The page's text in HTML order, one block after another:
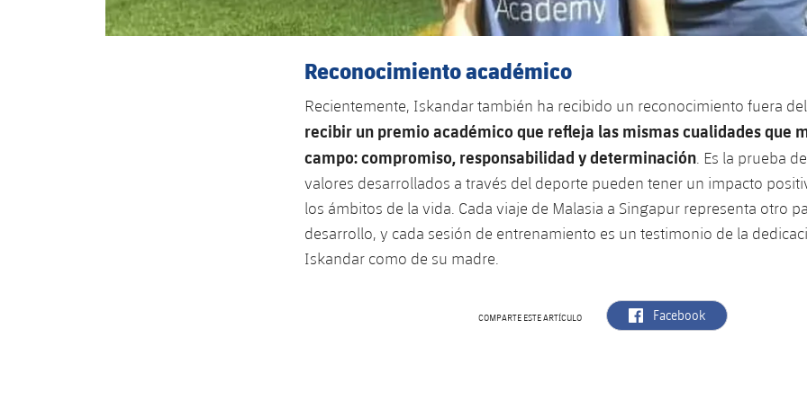
Reconocimiento académico
Recientemente, Iskandar también ha recibido un reconocimiento fuera
recibir un premio académico que refleja las mismas cualidades que
campo: compromiso, responsabilidad y determinación . Es la prueba
valores desarrollados a través del deporte pueden tener un impacto
los ámbitos de la vida. Cada viaje de Malasia a Singapur representa otro
desarrollo, y cada sesión de entrenamiento es un testimonio de la
Iskandar como de su madre.
COMPARTE ESTE ARTÍCULO label.aria.facebook
Facebook